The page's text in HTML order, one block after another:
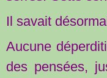
Il savait
Aucune
des pensées,